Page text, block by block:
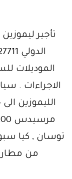
تأجير
الموديلات
الاجراءات .
الليموزين
توسان , كيا
من مطار